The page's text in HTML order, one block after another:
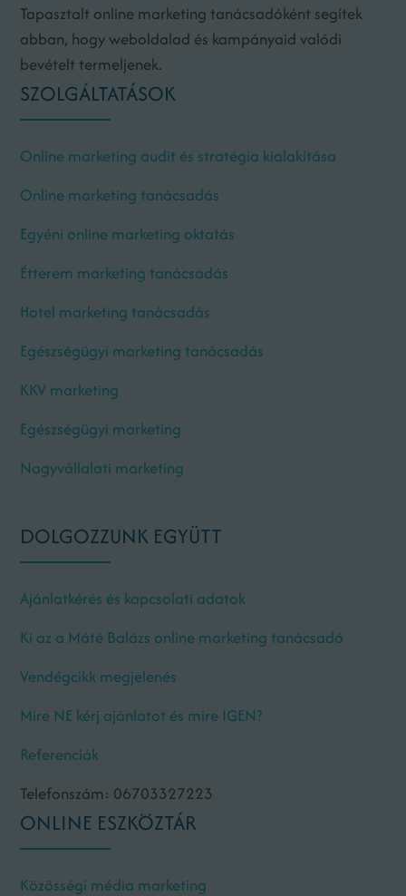
Tapasztalt online marketing tanácsadóként segítek
abban, hogy weboldalad és kampányaid valódi
bevételt termeljenek.
SZOLGÁLTATÁSOK
Online marketing audit és stratégia kialakítása
Online marketing tanácsadás
Egyéni online marketing oktatás
Étterem marketing tanácsadás
Hotel marketing tanácsadás
Egészségügyi marketing tanácsadás
KKV marketing
Egészségügyi marketing
Nagyvállalati marketing
DOLGOZZUNK EGYÜTT
Ajánlatkérés és kapcsolati adatok
Ki az a Máté Balázs online marketing tanácsadó
Vendégcikk megjelenés
Mire NE kérj ajánlatot és mire IGEN?
Referenciák
Telefonszám: 06703327223
ONLINE ESZKÖZTÁR
Közösségi média marketing